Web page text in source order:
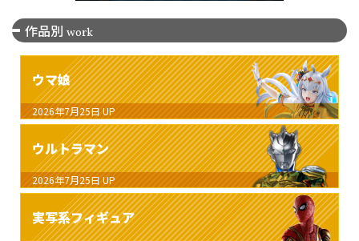
作品別 work
ウマ娘
2026年7月25日 UP
ウルトラマン
2026年7月25日 UP
実写系フィギュア